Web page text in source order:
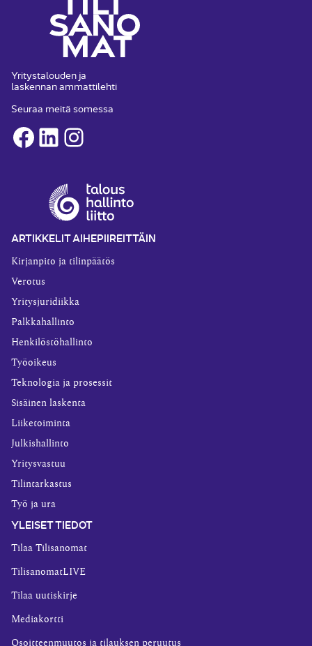
Yritystalouden ja
laskennan ammattilehti
Seuraa meitä somessa
Facebook
LinkedInInstagram
ARTIKKELIT AIHEPIIREITTÄIN
Kirjanpito ja tilinpäätös
Verotus
Yritysjuridiikka
Palkkahallinto
Henkilöstöhallinto
Työoikeus
Teknologia ja prosessit
Sisäinen laskenta
Liiketoiminta
Julkishallinto
Yritysvastuu
Tilintarkastus
Työ ja ura
YLEISET TIEDOT
Tilaa Tilisanomat
TilisanomatLIVE
Tilaa uutiskirje
Mediakortti
Osoitteenmuutos ja tilauksen peruutus